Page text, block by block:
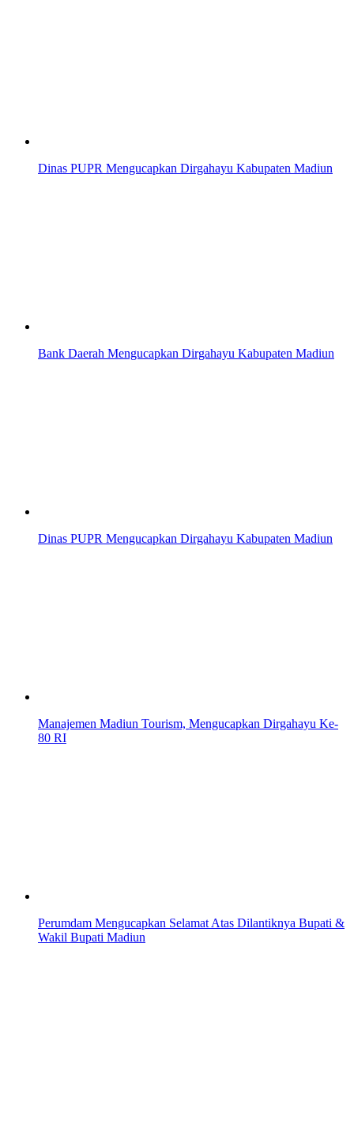
Dinas PUPR Mengucapkan Dirgahayu Kabupaten Madiun
Bank Daerah Mengucapkan Dirgahayu Kabupaten Madiun
Dinas PUPR Mengucapkan Dirgahayu Kabupaten Madiun
Manajemen Madiun Tourism, Mengucapkan Dirgahayu Ke-
80 RI
Perumdam Mengucapkan Selamat Atas Dilantiknya Bupati &
Wakil Bupati Madiun